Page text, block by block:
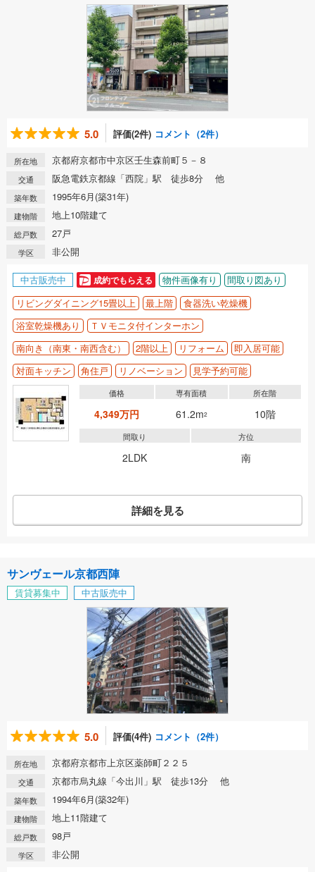
5.0 評価(2件) コメント（2件）
所在地 京都府京都市中京区壬生森前町５－８
交通 阪急電鉄京都線「西院」駅 徒歩8分 他
築年数 1995年6月(築31年)
建物階 地上10階建て
総戸数 27戸
学区 非公開
中古販売中 成約でもらえる 物件画像有り
間取り図あり
リビングダイニング15畳以上
最上階
食器洗い乾燥機
浴室乾燥機あり
ＴＶモニタ付インターホン
南向き（南東・南西含む）
2階以上 リフォーム
即入居可能
対面キッチン
角住戸 リノベーション 見学予約可能
価格
4,349万円
専有面積
61.2m2
所在階
10階
間取り
2LDK
方位
南
詳細を見る
サンヴェール京都西陣
賃貸募集中 中古販売中
5.0 評価(4件) コメント（2件）
所在地 京都府京都市上京区薬師町２２５
交通 京都市烏丸線「今出川」駅 徒歩13分 他
築年数 1994年6月(築32年)
建物階 地上11階建て
総戸数 98戸
学区 非公開